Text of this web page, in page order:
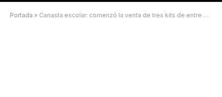
Portada » Canasta escolar: comenzó la venta de tres kits de entre $1.000 y $1.200